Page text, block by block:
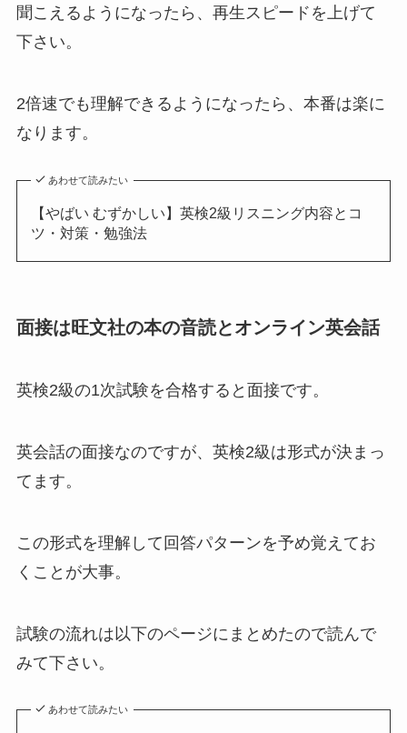
聞こえるようになったら、再生スピードを上げて
下さい。
2倍速でも理解できるようになったら、本番は楽に
なります。
あわせて読みたい
【やばい むずかしい】英検2級リスニング内容とコ
ツ・対策・勉強法
面接は旺文社の本の音読とオンライン英会話
英検2級の1次試験を合格すると面接です。
英会話の面接なのですが、英検2級は形式が決まっ
てます。
この形式を理解して回答パターンを予め覚えてお
くことが大事。
試験の流れは以下のページにまとめたので読んで
みて下さい。
あわせて読みたい